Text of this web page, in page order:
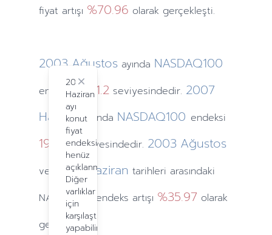
fiyat artışı %70.96 olarak gerçekleşti.
2024
Haziran
ayı
konut
fiyat
endeksi
henüz
açıklanmadı.
Diğer
varlıklar
için
karşılaştırma
yapabilirsiniz.
Close
2003 Ağustos ayında NASDAQ100
endeksi1341.2seviyesindedir. 2007
Haziran ayında NASDAQ100 endeksi
1934.1seviyesindedir. 2003 Ağustos
ve 2007 Haziran tarihleri arasındaki
NASDAQ100 endeks artışı %35.97 olarak
gerçekleşti.